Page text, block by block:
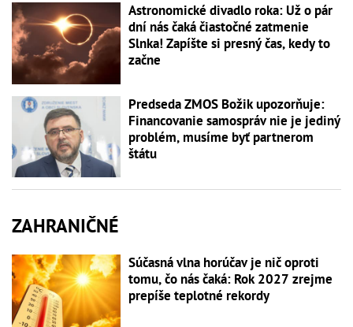
Astronomické divadlo roka: Už o pár
dní nás čaká čiastočné zatmenie
Slnka! Zapíšte si presný čas, kedy to
začne
Predseda ZMOS Božik upozorňuje:
Financovanie samospráv nie je jediný
problém, musíme byť partnerom
štátu
ZAHRANIČNÉ
Súčasná vlna horúčav je nič oproti
tomu, čo nás čaká: Rok 2027 zrejme
prepíše teplotné rekordy